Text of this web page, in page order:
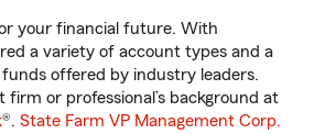
your financial future. With
a variety of account types and a
offered by industry leaders.
or professional’s background at
®. State Farm VP Management Corp.